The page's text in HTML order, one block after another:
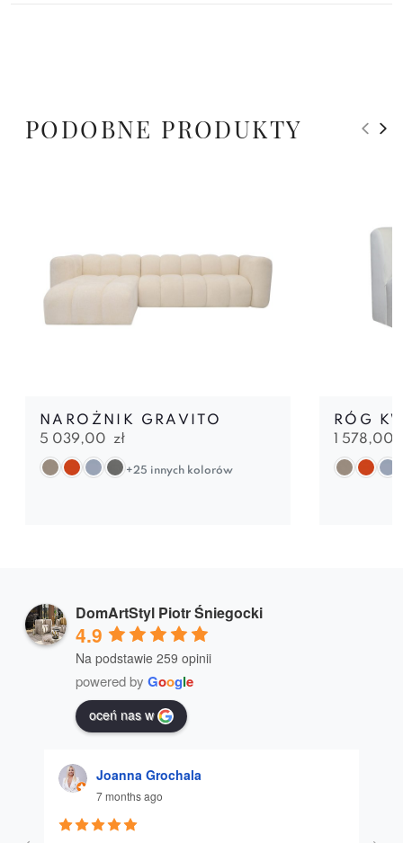
PODOBNE PRODUKTY
NAROŻNIK GRAVITO
5 039,00 zł
+25 innych kolorów
RÓG
1 578,00
DomArtStyl Piotr Śniegocki
4.9
Na podstawie 259 opinii
powered by Google
oceń nas w
Joanna Grochala
7 months ago